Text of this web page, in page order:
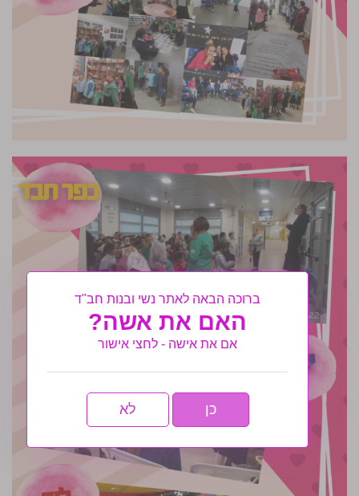
ברוכה הבאה לאתר נשי ובנות חב"ד
האם את אשה?
אם את אישה - לחצי אישור
כן לא